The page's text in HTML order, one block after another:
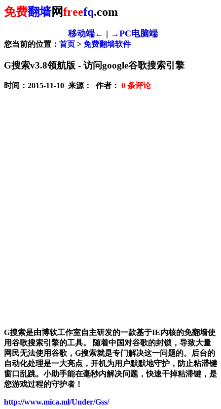
免费翻墙网freefq.com
移动端← | →PC电脑端
您当前的位置： 首页 > 免费翻墙软件
G搜索v3.8领航版 - 访问google谷歌搜索引擎
时间：2015-11-10 来源： 作者： 0 条评论
G搜索是由博软工作室自主研发的一款基于IE内核的免翻墙使
用谷歌搜索引擎的工具。 随着中国对谷歌的封锁，导致大量
网民无法使用谷歌，G搜索就是专门解决这一问题的。后台的
自动化处理是一大亮点，开机为用户默默地守护，防止粘滞键
窗口乱跳。小助手能在毫秒内解决问题，快速干掉粘滞键，是
您游戏过程的守护者！
http://www.mica.ml/Under/Gss/